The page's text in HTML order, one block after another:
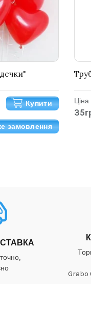
Купити
замовлення
Ціна
Grabo